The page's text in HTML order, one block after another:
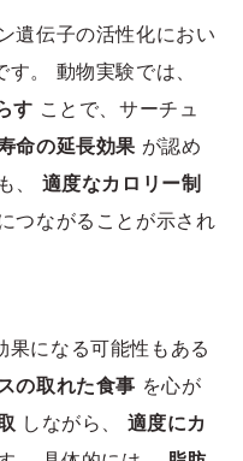
遺伝子の活性化におい
。 動物実験では、
す ことで、サーチュ
命の延長効果 が認め
、 適度なカロリー制
つながることが示され
になる可能性もある
の取れた食事 を心が
しながら、 適度にカ